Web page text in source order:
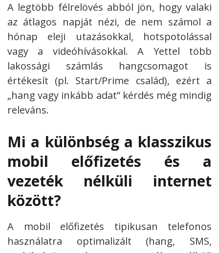
A legtöbb félrelövés abból jön, hogy valaki
az átlagos napját nézi, de nem számol a
hónap eleji utazásokkal, hotspotolással
vagy a videóhívásokkal. A Yettel több
lakossági számlás hangcsomagot is
értékesít (pl. Start/Prime család), ezért a
„hang vagy inkább adat” kérdés még mindig
releváns.
Mi a különbség a klasszikus
mobil előfizetés és a
vezeték nélküli internet
között?
A mobil előfizetés tipikusan telefonos
használatra optimalizált (hang, SMS,